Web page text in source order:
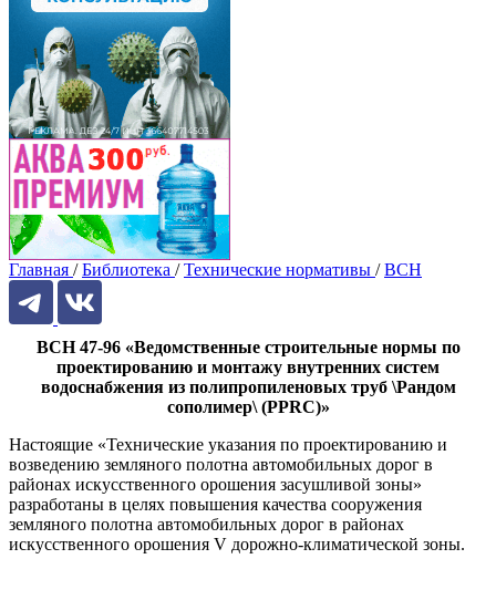
Главная / Библиотека / Технические нормативы / ВСН
ВСН 47-96 «Ведомственные строительные нормы по
проектированию и монтажу внутренних систем
водоснабжения из полипропиленовых труб \Рандом
сополимер\ (PPRC)»
Настоящие «Технические указания по проектированию и
возведению земляного полотна автомобильных дорог в
районах искусственного орошения засушливой зоны»
разработаны в целях повышения качества сооружения
земляного полотна автомобильных дорог в районах
искусственного орошения V дорожно-климатической зоны.